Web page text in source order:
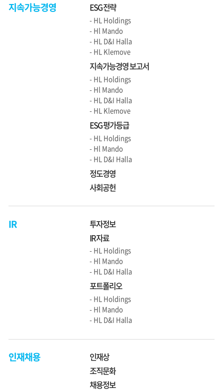
지속가능경영 ESG 전략
- HL Holdings
- Hl Mando
- HL D&I Halla
- HL Klemove
지속가능경영 보고서
- HL Holdings
- Hl Mando
- HL D&I Halla
- HL Klemove
ESG 평가등급
- HL Holdings
- Hl Mando
- HL D&I Halla
정도경영
사회공헌
IR
투자정보
IR 자료
- HL Holdings
- Hl Mando
- HL D&I Halla
포트폴리오
- HL Holdings
- Hl Mando
- HL D&I Halla
인재채용
인재상
조직문화
채용정보